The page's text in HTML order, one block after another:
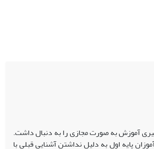
آموزش به صورت مجازی را به دنبال داشت.
پایه اول به دلیل نداشتن آشنایی قبلی با